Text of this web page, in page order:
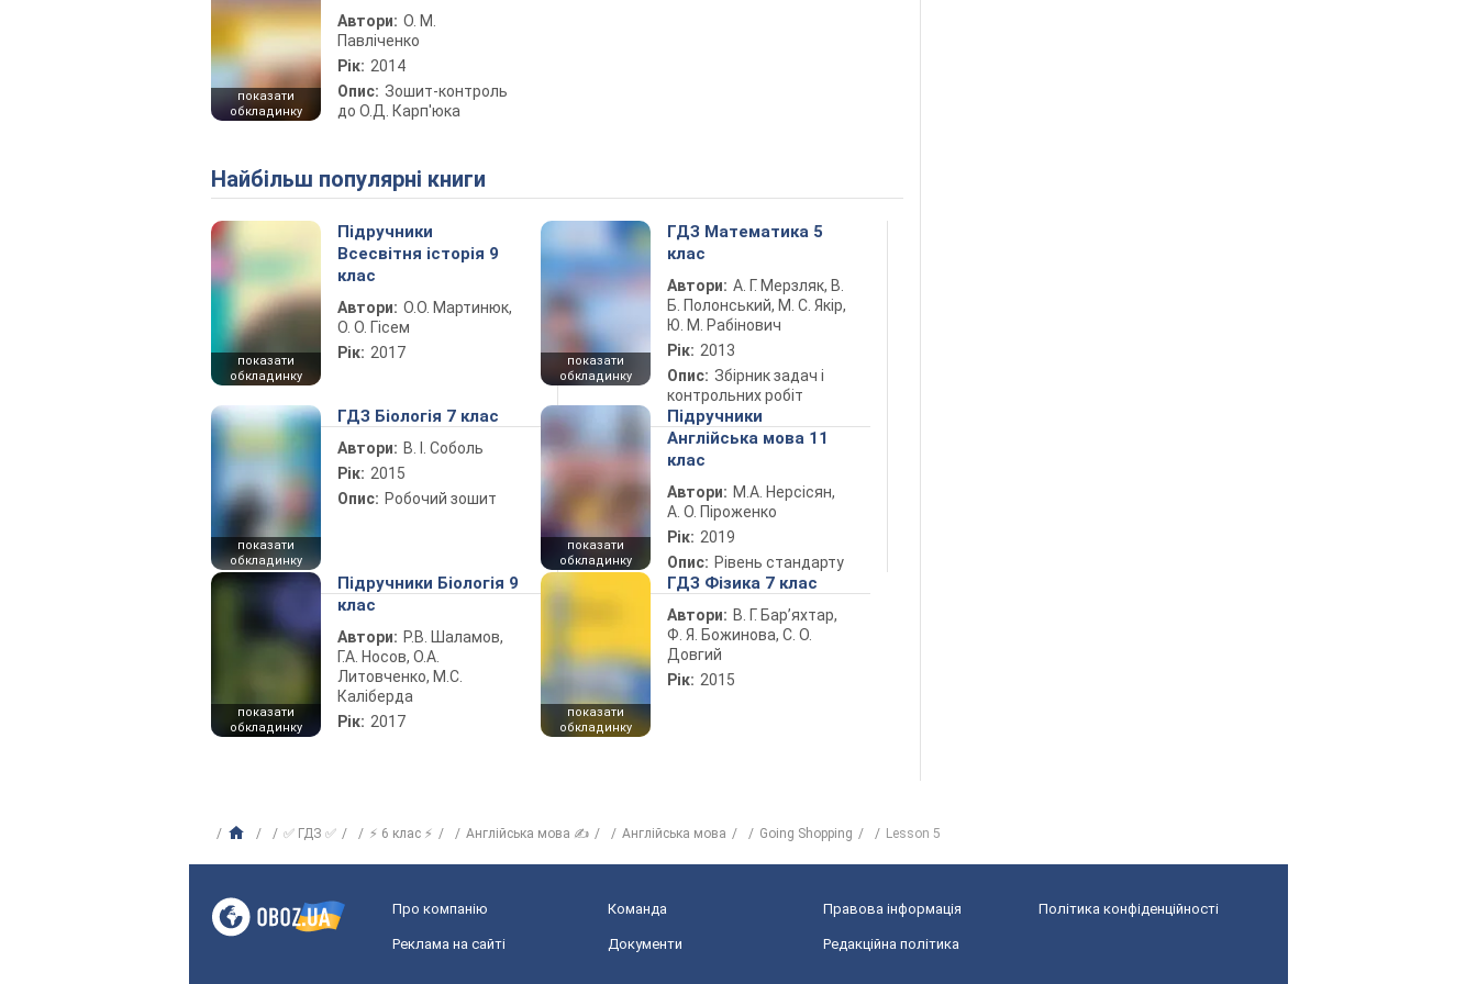
показати
обкладинку
Автори: О. М.
Павліченко
Рік: 2014
Опис: Зошит-контроль
до О.Д. Карп'юка
Найбільш популярні книги
показати
обкладинку
Підручники
Всесвітня історія 9
клас
Автори: О.О. Мартинюк,
О. О. Гісем
Рік: 2017
показати
обкладинку
ГДЗ Математика 5
клас
Автори: А. Г. Мерзляк, В.
Б. Полонський, М. С. Якір,
Ю. М. Рабінович
Рік: 2013
Опис: Збірник задач і
контрольних робіт
показати
обкладинку
ГДЗ Біологія 7 клас
Автори: В. І. Соболь
Рік: 2015
Опис: Робочий зошит
показати
обкладинку
Підручники
Англійська мова 11
клас
Автори: М.А. Нерсісян,
А. О. Піроженко
Рік: 2019
Опис: Рівень стандарту
показати
обкладинку
Підручники Біологія 9
клас
Автори: Р.В. Шаламов,
Г.А. Носов, О.А.
Литовченко, М.С.
Каліберда
Рік: 2017
показати
обкладинку
ГДЗ Фізика 7 клас
Автори: В. Г. Бар’яхтар,
Ф. Я. Божинова, С. О.
Довгий
Рік: 2015
✅ ГДЗ ✅ ⚡ 6 клас ⚡ Англійська мова ✍ Англійська мова Going Shopping Lesson 5
Про компанію Команда Правова інформація Політика конфіденційності
Реклама на сайті Документи Редакційна політика